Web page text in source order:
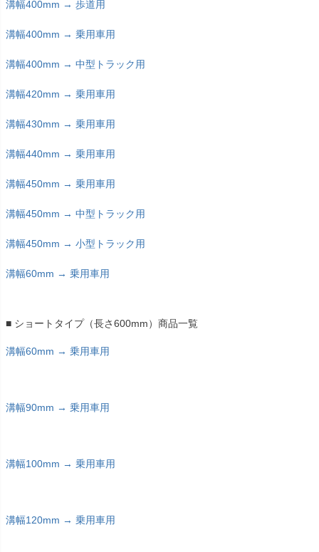
溝幅400mm → 歩道用
溝幅400mm → 乗用車用
溝幅400mm → 中型トラック用
溝幅420mm → 乗用車用
溝幅430mm → 乗用車用
溝幅440mm → 乗用車用
溝幅450mm → 乗用車用
溝幅450mm → 中型トラック用
溝幅450mm → 小型トラック用
溝幅60mm → 乗用車用
■ ショートタイプ（長さ600mm）商品一覧
溝幅60mm → 乗用車用
溝幅90mm → 乗用車用
溝幅100mm → 乗用車用
溝幅120mm → 乗用車用